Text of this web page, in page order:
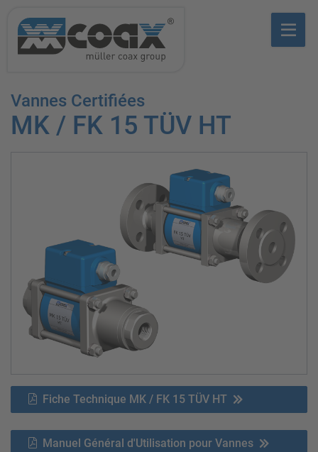
Vannes Certifiées
MK / FK 15 TÜV HT
Fiche Technique MK / FK 15 TÜV HT
Manuel Général d'Utilisation pour Vannes